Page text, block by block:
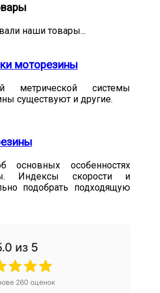
наши товары...
моторезины
метрической системы
существуют и другие.
особенностях
Индексы скорости и
подобрать подходящую
из 5
260 оценок